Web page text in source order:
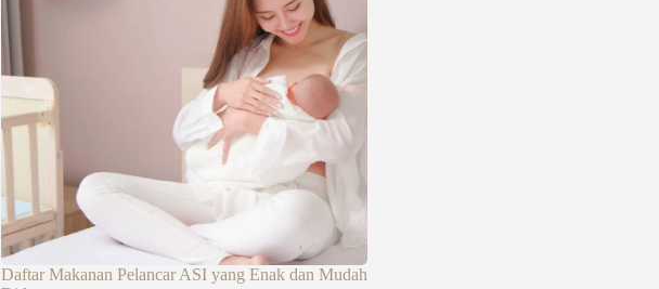
Daftar Makanan Pelancar ASI yang Enak dan Mudah